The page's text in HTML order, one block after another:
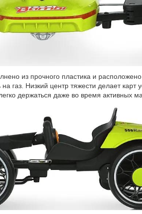
из прочного пластика и
газ. Низкий центр тяжести делает
держаться даже во время активных